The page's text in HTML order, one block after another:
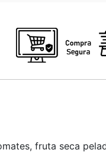
fruta seca